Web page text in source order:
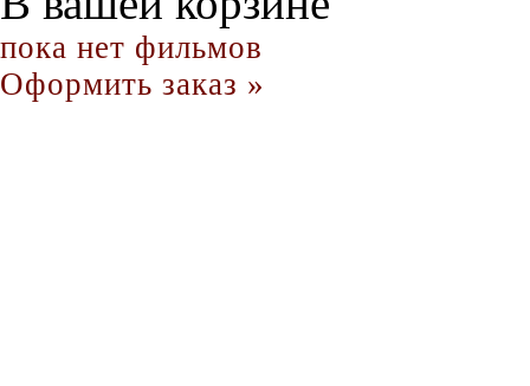
пока нет фильмов
Оформить заказ »